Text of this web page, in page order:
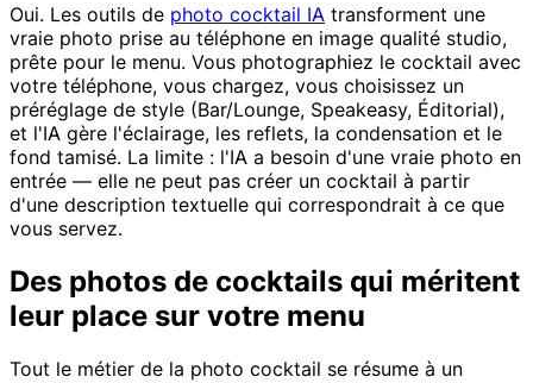
Oui. Les outils de photo cocktail IA transforment une
vraie photo prise au téléphone en image qualité studio,
prête pour le menu. Vous photographiez le cocktail avec
votre téléphone, vous chargez, vous choisissez un
préréglage de style (Bar/Lounge, Speakeasy, Éditorial),
et l'IA gère l'éclairage, les reflets, la condensation et le
fond tamisé. La limite : l'IA a besoin d'une vraie photo en
entrée — elle ne peut pas créer un cocktail à partir
d'une description textuelle qui correspondrait à ce que
vous servez.
Des photos de cocktails qui méritent
leur place sur votre menu
Tout le métier de la photo cocktail se résume à un